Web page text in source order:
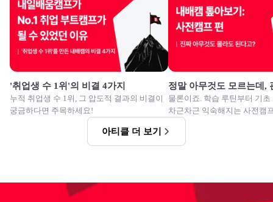
'취업생 수 1위'의 비결 4가지
누적 취업생 수 1위, 그 압도적 결과의 비결이
궁금하다면 주목하세요!
정말 아무것도 모르는데,
물론이죠. 학습 루틴부터 기초
차근차근 익숙해지는 사전캠
아티클 더 보기